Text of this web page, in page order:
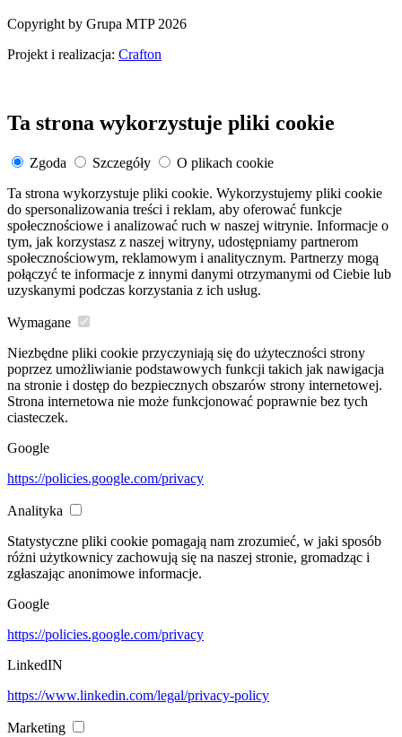
Copyright by Grupa MTP 2026
Projekt i realizacja: Crafton
Ta strona wykorzystuje pliki cookie
Zgoda Szczegóły
O plikach cookie
Ta strona wykorzystuje pliki cookie. Wykorzystujemy pliki cookie
do spersonalizowania treści i reklam, aby oferować funkcje
społecznościowe i analizować ruch w naszej witrynie. Informacje o
tym, jak korzystasz z naszej witryny, udostępniamy partnerom
społecznościowym, reklamowym i analitycznym. Partnerzy mogą
połączyć te informacje z innymi danymi otrzymanymi od Ciebie lub
uzyskanymi podczas korzystania z ich usług.
Wymagane
Niezbędne pliki cookie przyczyniają się do użyteczności strony
poprzez umożliwianie podstawowych funkcji takich jak nawigacja
na stronie i dostęp do bezpiecznych obszarów strony internetowej.
Strona internetowa nie może funkcjonować poprawnie bez tych
ciasteczek.
Google
https://policies.google.com/privacy
Analityka
Statystyczne pliki cookie pomagają nam zrozumieć, w jaki sposób
różni użytkownicy zachowują się na naszej stronie, gromadząc i
zgłaszając anonimowe informacje.
Google
https://policies.google.com/privacy
LinkedIN
https://www.linkedin.com/legal/privacy-policy
Marketing